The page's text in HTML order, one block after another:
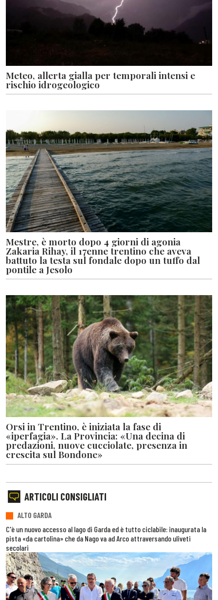
Meteo, allerta gialla per temporali intensi e
rischio idrogeologico
Mestre, è morto dopo 4 giorni di agonia
Zakaria Rihay, il 17enne trentino che aveva
battuto la testa sul fondale dopo un tuffo dal
pontile a Jesolo
Orsi in Trentino, è iniziata la fase di
«iperfagia». La Provincia: «Una decina di
predazioni, nuove cucciolate, presenza in
crescita sul Bondone»
ARTICOLI CONSIGLIATI
ALTO GARDA
C'è un nuovo accesso al lago di Garda ed è tutto ciclabile: inaugurata la
pista «da cartolina» che da Nago va ad Arco attraversando uliveti
secolari